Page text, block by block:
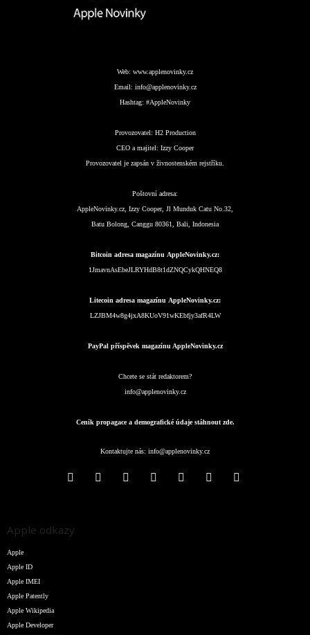
Web: www.applenovinky.cz
Email: info@applenovinky.cz
Hashtag: #AppleNovinky
Provozovatel: H2 Production
CEO a majitel: Izzy Cooper
Provozovatel je zapsán v živnostenském rejstříku.
Poštovní adresa:
AppleNovinky.cz, Izzy Cooper, Jl Munduk Catu No.32,
Batu Bolong, Canggu 80361, Bali, Indonesia
Bitcoin adresa magazínu AppleNovinky.cz:
1JmavnAsEbeJLRYHdB8t1dZNQCykQHNEQ8
Litecoin adresa magazínu AppleNovinky.cz:
LZJBM4w8g4jxA8KUoV91wKEbfjy3afR4LW
PayPal příspěvek magazínu AppleNovinky.cz
Chcete se stát redaktorem?
info@applenovinky.cz
Ceník propagace a demografické údaje stáhnout zde.
Kontaktujte nás: info@applenovinky.cz
Apple odkazy
Apple
Apple ID
Apple IMEI
Apple Patently
Apple Wikipedia
Apple Developer